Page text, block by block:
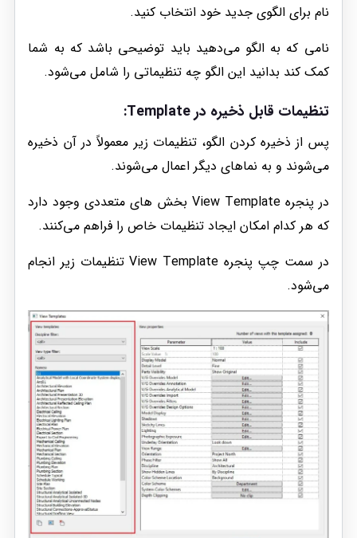
نام برای الگوی جدید خود انتخاب کنید.
نامی که به الگو می‌دهید باید توضیحی باشد که به شما
کمک کند بدانید این الگو چه تنظیماتی را شامل می‌شود.
تنظیمات قابل ذخیره در Template:
پس از ذخیره کردن الگو، تنظیمات زیر معمولاً در آن ذخیره
می‌شوند و به نماهای دیگر اعمال می‌شوند.
در پنجره View Template بخش های متعددی وجود دارد
که هر کدام امکان ایجاد تنظیمات خاص را فراهم می‌کنند.
در سمت چپ پنجره View Template تنظیمات زیر انجام
می‌شود.